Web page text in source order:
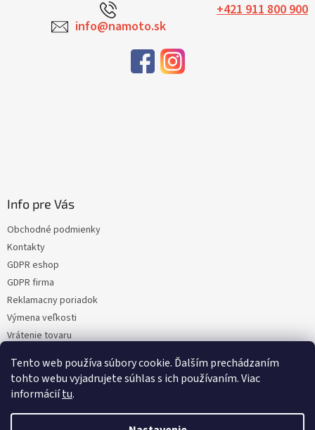
Tento web používa súbory cookie. Ďalším prechádzaním
tohto webu vyjadrujete súhlas s ich používaním. Viac
informáciítu.
+421 911 800 900
info@namoto.sk
Info pre Vás
Obchodné podmienky
Kontakty
GDPR eshop
GDPR firma
Reklamacny poriadok
Výmena veľkosti
Vrátenie tovaru
Moja objednávka